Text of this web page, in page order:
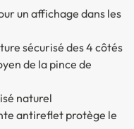
un affichage dans les
sécurisé des 4 côtés
de la pince de
naturel
antireflet protège le